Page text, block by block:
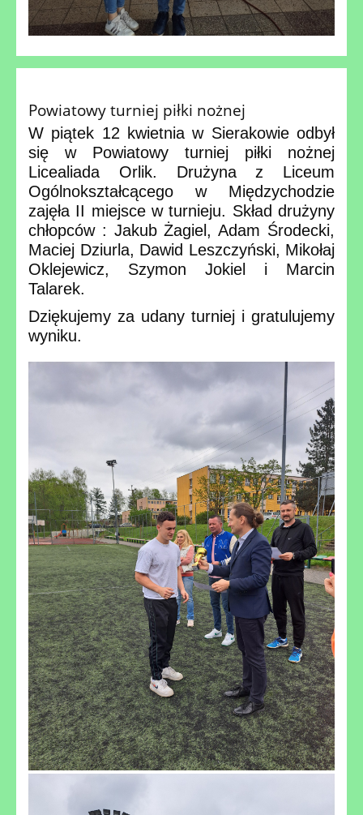
Powiatowy turniej piłki nożnej
W piątek 12 kwietnia w Sierakowie odbył
się w Powiatowy turniej piłki nożnej
Licealiada Orlik. Drużyna z Liceum
Ogólnokształcącego w Międzychodzie
zajęła II miejsce w turnieju. Skład drużyny
chłopców : Jakub Żagiel, Adam Środecki,
Maciej Dziurla, Dawid Leszczyński, Mikołaj
Oklejewicz, Szymon Jokiel i Marcin
Talarek.
Dziękujemy za udany turniej i gratulujemy
wyniku.